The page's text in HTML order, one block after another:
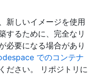
新しいイメージを使用
するために、完全なリ
必要になる場合があり
でのコンテナ
ださい。 リポジトリに